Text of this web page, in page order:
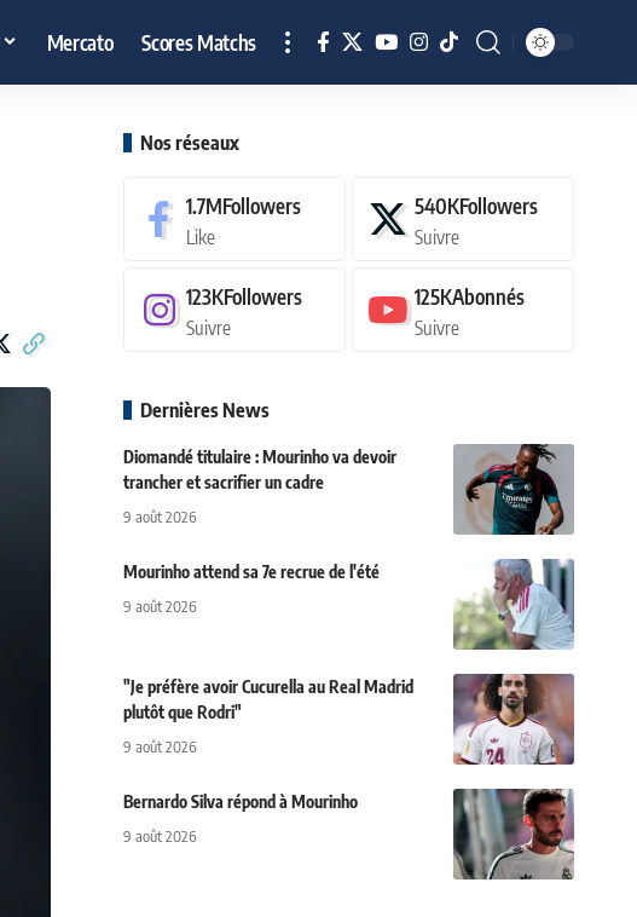
Mercato Scores Matchs
Nos réseaux
1.7MFollowers
Like
540KFollowers
Suivre
123KFollowers
Suivre
125KAbonnés
Suivre
Dernières News
Diomandé titulaire : Mourinho va devoir
trancher et sacrifier un cadre
9 août 2026
Mourinho attend sa 7e recrue de l'été
9 août 2026
"Je préfère avoir Cucurella au Real Madrid
plutôt que Rodri"
9 août 2026
Bernardo Silva répond à Mourinho
9 août 2026